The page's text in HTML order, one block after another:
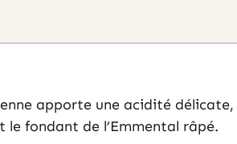
apporte une acidité délicate,
fondant de l’Emmental râpé.